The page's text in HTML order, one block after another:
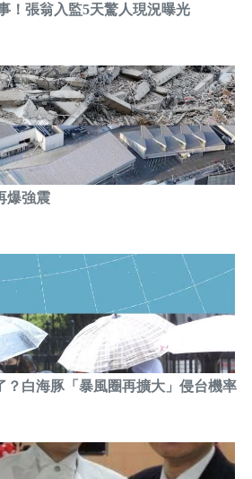
！張翁入監5天驚人現況曝光
爆強震
？白海豚「暴風圈再擴大」侵台機率